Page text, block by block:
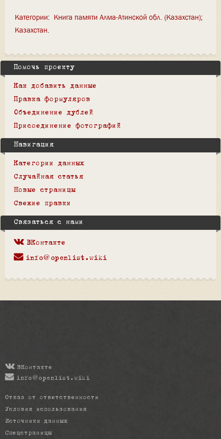
Категории: Книга памяти Алма-Атинской обл. (Казахстан)
Казахстан
Помочь проекту
Как добавить данные
Правка формуляров
Объединение дублей
Присоединение фотографий
Навигация
Категории данных
Случайная статья
Новые страницы
Свежие правки
Связаться с нами
ВКонтакте
info@openlist.wiki
ВКонтакте
info@openlist.wiki
Отказ от ответственности
Условия использования
Источники данных
Спецстраницы